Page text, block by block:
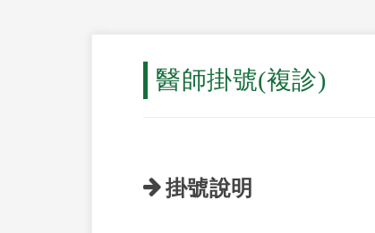
醫師掛號(複診)
掛號說明